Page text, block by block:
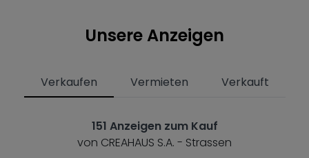
Unsere Anzeigen
Verkaufen Vermieten Verkauft
151 Anzeigen zum Kauf
von CREAHAUS S.A. - Strassen